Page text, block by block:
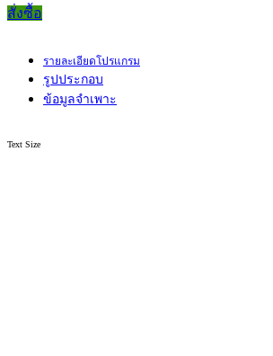
สั่งซื้อ
รายละเอียดโปรแกรม
รูปประกอบ
ข้อมูลจำเพาะ
Text Size